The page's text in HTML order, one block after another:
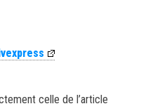
celle de l’article